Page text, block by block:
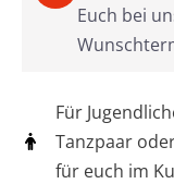
Euch bei
Für
Tanzpaar
für euch im